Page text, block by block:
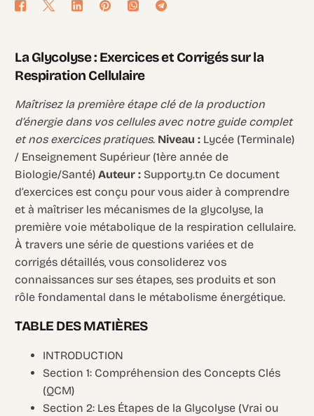
La Glycolyse : Exercices et Corrigés sur la
Respiration Cellulaire
Maîtrisez la première étape clé de la production
d’énergie dans vos cellules avec notre guide complet
et nos exercices pratiques. Niveau : Lycée (Terminale)
/ Enseignement Supérieur (1ère année de
Biologie/Santé)Auteur : Supporty.tn Ce document
d’exercices est conçu pour vous aider à comprendre
et à maîtriser les mécanismes de la glycolyse, la
première voie métabolique de la respiration cellulaire.
À travers une série de questions variées et de
corrigés détaillés, vous consoliderez vos
connaissances sur ses étapes, ses produits et son
rôle fondamental dans le métabolisme énergétique.
TABLE DES MATIÈRES
INTRODUCTION
Section 1: Compréhension des Concepts Clés
(QCM)
Section 2: Les Étapes de la Glycolyse (Vrai ou